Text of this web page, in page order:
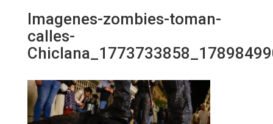
Imagenes-zombies-toman-
calles-